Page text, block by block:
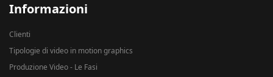
Informazioni
Clienti
Tipologie di video in motion graphics
Produzione Video - Le Fasi